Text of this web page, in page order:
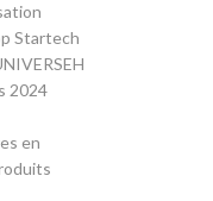
Startech
2024
en